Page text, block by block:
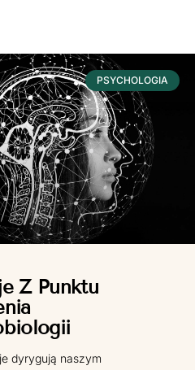
PSYCHOLOGIA
Z Punktu
dyrygują naszym